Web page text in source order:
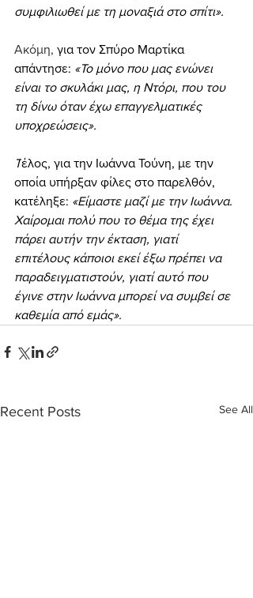
συμφιλιωθεί µε τη μοναξιά στο σπίτι».
Ακόμη, για τον Σπύρο Μαρτίκα
απάντησε: «Το µόνο που µας ενώνει
είναι το σκυλάκι µας, η Ντόρι, που του
τη δίνω όταν έχω επαγγελµατικές
υποχρεώσεις».
Τέλος, για την Ιωάννα Τούνη, με την
οποία υπήρξαν φίλες στο παρελθόν,
κατέληξε: «Είμαστε μαζί µε την Ιωάννα.
Χαίρομαι πολύ που το θέμα της έχει
πάρει αυτήν την έκταση, γιατί
επιτέλους κάποιοι εκεί έξω πρέπει να
παραδειγματιστούν, γιατί αυτό που
έγινε στην Ιωάννα μπορεί να συμβεί σε
καθεμία από εμάς».
Recent Posts See All